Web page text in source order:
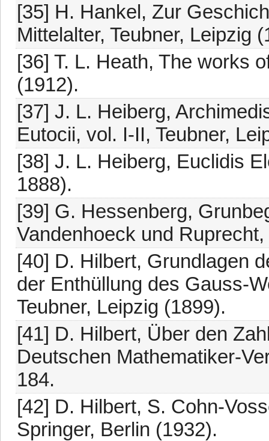
[35] H. Hankel, Zur
Mittelalter, Teubner, Leipzig
[36] T. L. Heath, The works
(1912).
[37] J. L. Heiberg,
Eutocii, vol. I-II, Teubner,
[38] J. L. Heiberg, Euclidis
1888).
[39] G. Hessenberg,
Vandenhoeck und
[40] D. Hilbert, Grundlagen
der Enthüllung des Gauss-
Teubner, Leipzig (1899).
[41] D. Hilbert, Über den
Deutschen Mathematiker-
184.
[42] D. Hilbert, S. Cohn-
Springer, Berlin (1932).